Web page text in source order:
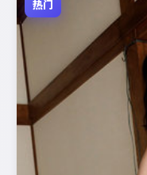
热门